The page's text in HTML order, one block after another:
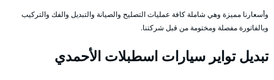
وأسعارنا مميزة وهي شاملة كافة عمليات التصليح والصيانة والتبديل والفك والتركيب
وبالفاتورة مفصلة ومختومة من قبل شركتنا.
تبديل تواير سيارات اسطبلات الأحمدي